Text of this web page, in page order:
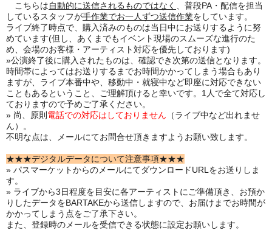
こちらは自動的に送信されるものではなく
、普段PA・配信を担当
しているスタッフが手作業でお一人ずつ送信作業をしています。
ライブ終了時点で、購入済みのものは当日中にお送りするように努
めています(但し、あくまでもイベント現場のスムーズな進行のた
め、会場のお客様・アーティスト対応を優先しております)
»公演終了後に購入されたものは、確認でき次第の送信となります。
時間帯によってはお送りするまでお時間かかってしまう場合もあり
ますが、ライブ本番中や、移動中・就寝中など即座に対応できない
こともあるということ、ご理解頂けると幸いです。1人で全て対応し
ておりますので予めご了承ください。
» 尚、原則 電話での対応はしておりません （ライブ中など出れませ
ん）。
不明な点は、メールにてお問合せ頂きますようお願い致します。
★★★デジタルデータについて注意事項★★★
» パスマーケットからのメールにてダウンロードURLをお送りしま
す。
» ライブから3日程度を目安に各アーティストにご準備頂き、お預か
りしたデータをBARTAKEから送信しますので、お届けまでお時間が
かかってしまう点をご了承下さい。
また、登録時のメールを受信できる状態に設定お願いします。